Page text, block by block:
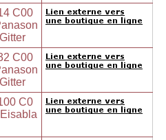
C00
C00
C0